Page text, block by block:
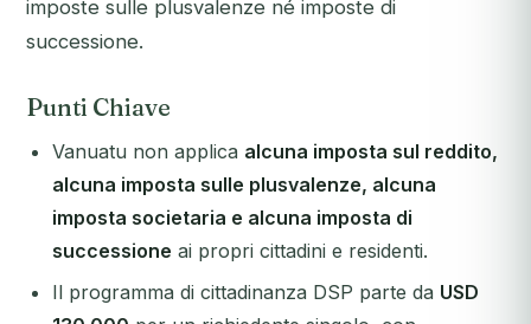
imposte sulle plusvalenze né imposte di
successione.
Punti Chiave
Vanuatu non applica alcuna imposta sul reddito,
alcuna imposta sulle plusvalenze, alcuna
imposta societaria e alcuna imposta di
successione ai propri cittadini e residenti.
Il programma di cittadinanza DSP parte da USD